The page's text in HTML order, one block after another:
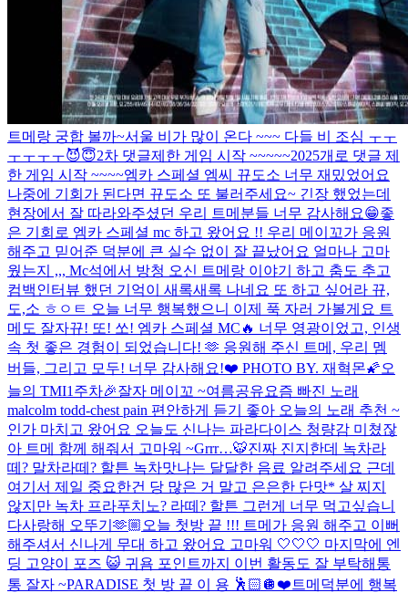
트메랑 궁합 볼까~서울 비가 많이 온다 ~~~ 다들 비 조심 ㅜㅜ
ㅜㅜㅜㅜ😈😇2차 댓글제한 게임 시작 ~~~~~2025개로 댓글 제
한 게임 시작 ~~~~엠카 스페셜 엠씨 뀨도소 너무 재밌었어요
나중에 기회가 된다면 뀨도소 또 불러주세요~ 긴장 했었는데
현장에서 잘 따라와주셨던 우리 트메분들 너무 감사해요😁좋
은 기회로 엠카 스페셜 mc 하고 왔어요 !! 우리 메이꼬가 응원
해주고 믿어준 덕분에 큰 실수 없이 잘 끝났어요 얼마나 고마
웠는지 ,,, Mc석에서 방청 오신 트메랑 이야기 하고 춤도 추고
컴백인터뷰 했던 기억이 새록새록 나네요 또 하고 싶어라 뀨,
도,소 ㅎㅇㅌ 오늘 너무 행복했으니 이제 푹 자러 가볼게요 트
메도 잘자뀨! 또! 쏘! 엠카 스페셜 MC🔥 너무 영광이었고, 인생
속 첫 좋은 경험이 되었습니다! 🫶 응원해 주신 트메, 우리 멤
버들, 그리고 모두! 너무 감사해요!❤️ PHOTO BY. 재혁몬🌠오
늘의 TMI1주차🎉잘자 메이꼬 ~여름공유요즘 빠진 노래
malcolm todd-chest pain 편안하게 듣기 좋아 오늘의 노래 추천 ~
인가 마치고 왔어요 오늘도 신나는 파라다이스 청량감 미쳤잖
아 트메 함께 해줘서 고마워 ~Grrr…🐯진짜 진지한데 녹차라
떼? 말차라떼? 할튼 녹차맛나는 달달한 음료 알려주세요 근데
여기서 제일 중요한건 당 많은 거 말고 은은한 단맛* 살 찌지
않지만 녹차 프라푸치노? 라떼? 할튼 그런게 너무 먹고싶습니
다사랑해 오뚜기🫶🏼 오늘 첫방 끝 !!! 트메가 응원 해주고 이뻐
해주셔서 신나게 무대 하고 왔어요 고마워 🤍🤍🤍 마지막에 엔
딩 고양이 포즈 😺 귀욤 포인트까지 이번 활동도 잘 부탁해통
통 잘자 ~PARADISE 첫 방 끝 이 용 🕺🏻🪩 ❤️트메덕분에 행복